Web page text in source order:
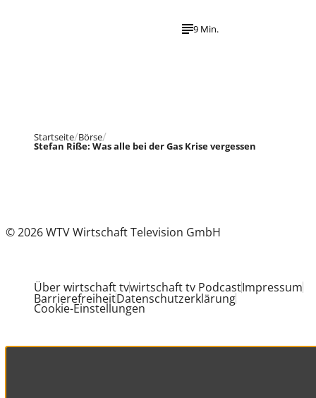
9 Min.
Startseite Börse
Stefan Riße: Was alle bei der Gas Krise vergessen
© 2026 WTV Wirtschaft Television GmbH
Über wirtschaft tvwirtschaft tv PodcastImpressum
BarrierefreiheitDatenschutzerklärung
Cookie-Einstellungen